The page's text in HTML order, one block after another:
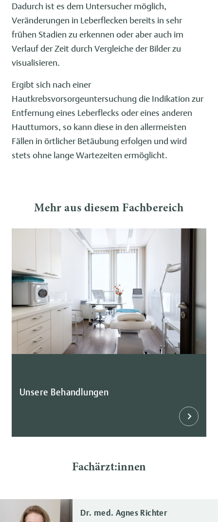
Dadurch ist es dem Untersucher möglich,
Veränderungen in Leberflecken bereits in sehr
frühen Stadien zu erkennen oder aber auch im
Verlauf der Zeit durch Vergleiche der Bilder zu
visualisieren.
Ergibt sich nach einer
Hautkrebsvorsorgeuntersuchung die Indikation zur
Entfernung eines Leberflecks oder eines anderen
Hauttumors, so kann diese in den allermeisten
Fällen in örtlicher Betäubung erfolgen und wird
stets ohne lange Wartezeiten ermöglicht.
Mehr aus diesem Fachbereich
Unsere Behandlungen
Fachärzt:innen
Dr. med. Agnes Richter